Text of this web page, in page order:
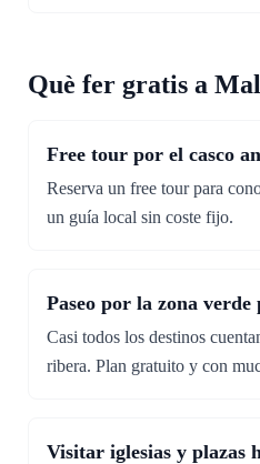
Què fer gratis a
Free tour por el casco
Reserva un free tour para
un guía local sin coste fijo.
Paseo por la zona
Casi todos los destinos
ribera. Plan gratuito y con
Visitar iglesias y plazas